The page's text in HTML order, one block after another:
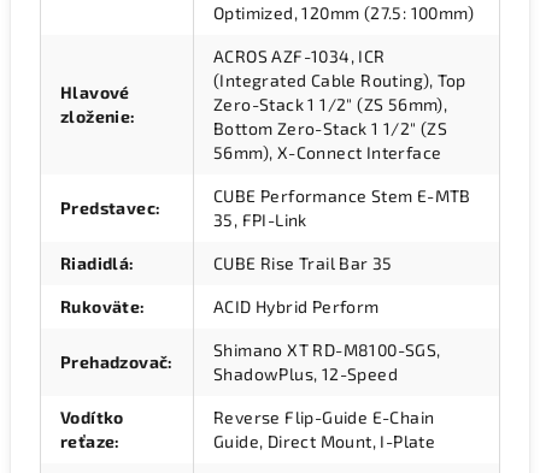
Optimized, 120mm (27.5: 100mm)
Hlavové
zloženie:
ACROS AZF-1034, ICR
(Integrated Cable Routing), Top
Zero-Stack 1 1/2" (ZS 56mm),
Bottom Zero-Stack 1 1/2" (ZS
56mm), X-Connect Interface
Predstavec:
CUBE Performance Stem E-MTB
35, FPI-Link
Riadidlá: CUBE Rise Trail Bar 35
Rukoväte: ACID Hybrid Perform
Prehadzovač:
Shimano XT RD-M8100-SGS,
ShadowPlus, 12-Speed
Vodítko
reťaze:
Reverse Flip-Guide E-Chain
Guide, Direct Mount, I-Plate